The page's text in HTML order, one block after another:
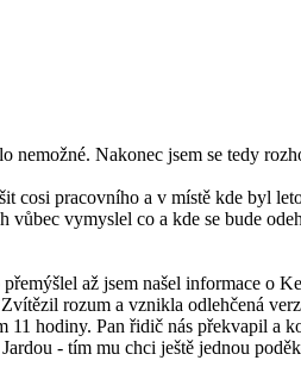
Nakonec jsem se tedy
cosi pracovního a v místě kde byl
vůbec vymyslel co a kde se bude
až jsem našel informace o
rozum a vznikla odlehčená
hodiny. Pan řidič nás překvapil
- tím mu chci ještě jednou